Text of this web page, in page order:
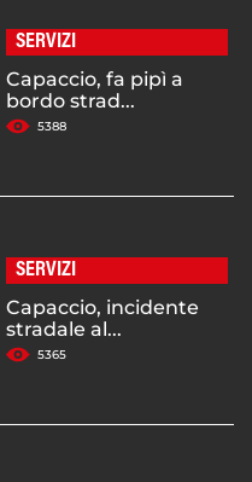
SERVIZI
Capaccio, fa pipì a
bordo strad...
5388
SERVIZI
Capaccio, incidente
stradale al...
5365